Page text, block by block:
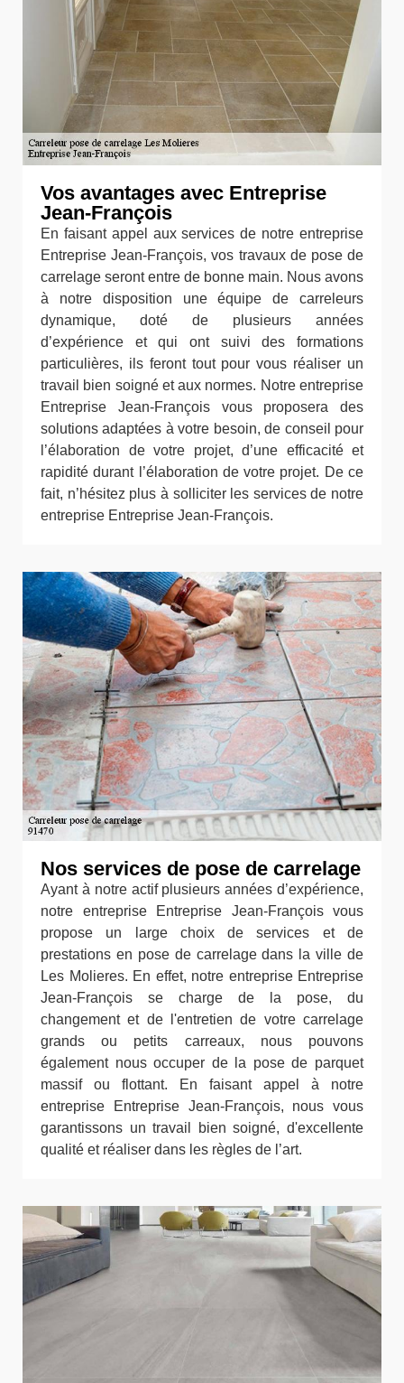
Vos avantages avec Entreprise
Jean-François
En faisant appel aux services de notre entreprise
Entreprise Jean-François, vos travaux de pose de
carrelage seront entre de bonne main. Nous avons
à notre disposition une équipe de carreleurs
dynamique, doté de plusieurs années
d’expérience et qui ont suivi des formations
particulières, ils feront tout pour vous réaliser un
travail bien soigné et aux normes. Notre entreprise
Entreprise Jean-François vous proposera des
solutions adaptées à votre besoin, de conseil pour
l’élaboration de votre projet, d’une efficacité et
rapidité durant l’élaboration de votre projet. De ce
fait, n’hésitez plus à solliciter les services de notre
entreprise Entreprise Jean-François.
Nos services de pose de carrelage
Ayant à notre actif plusieurs années d’expérience,
notre entreprise Entreprise Jean-François vous
propose un large choix de services et de
prestations en pose de carrelage dans la ville de
Les Molieres. En effet, notre entreprise Entreprise
Jean-François se charge de la pose, du
changement et de l'entretien de votre carrelage
grands ou petits carreaux, nous pouvons
également nous occuper de la pose de parquet
massif ou flottant. En faisant appel à notre
entreprise Entreprise Jean-François, nous vous
garantissons un travail bien soigné, d'excellente
qualité et réaliser dans les règles de l’art.